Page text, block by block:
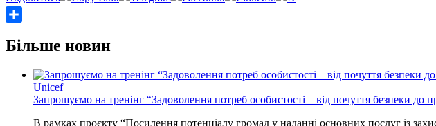
Більше новин
Unicef
Запрошуємо на тренінг “Задоволення потреб особистості – від почуття безпеки до
В рамках проєкту “Посилення потенціалу громад у наданні основних послуг із